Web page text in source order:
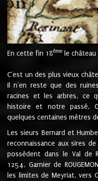
En cette fin 18ème le
C'est un des plus vieux
Il n'en reste que des
racines et les arbres, ce
histoire et notre passé.
quelques centaines mètres
Les sieurs Bernard et
reconnaissance aux sires de
possèdent dans le Val de
1254, Garnier de
les limites de Meyriat, vers